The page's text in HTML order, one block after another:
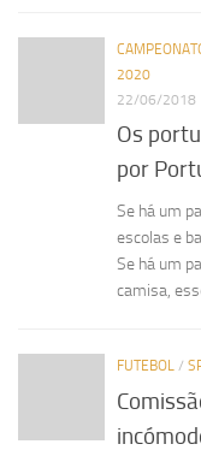
2020
22/06/2018
Os
por
Se há um
escolas e
Se há um
camisa,
FUTEBOL /